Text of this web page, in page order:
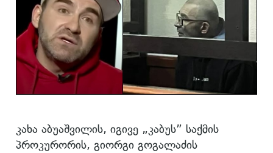
კახა აბუაშვილის, იგივე „კაბუს” საქმის
პროკურორის, გიორგი გოგალაძის